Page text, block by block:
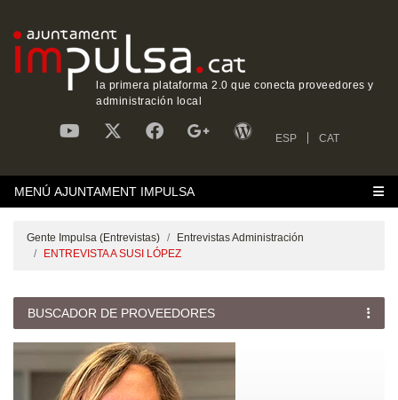
la primera plataforma 2.0 que conecta proveedores y
administración local
ESP CAT
MENÚ AJUNTAMENT IMPULSA
Gente Impulsa (Entrevistas)
Entrevistas Administración
ENTREVISTA A SUSI LÓPEZ
BUSCADOR DE PROVEEDORES